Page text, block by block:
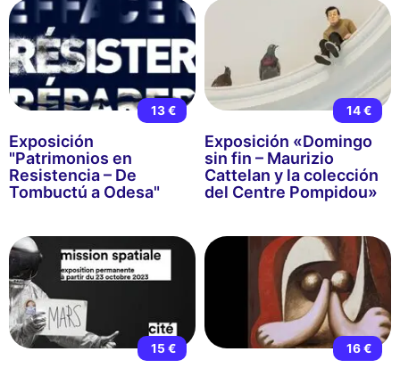
13 €
Exposición
"Patrimonios en
Resistencia – De
Tombuctú a Odesa"
14 €
Exposición «Domingo
sin fin – Maurizio
Cattelan y la colección
del Centre Pompidou»
15 € 16 €